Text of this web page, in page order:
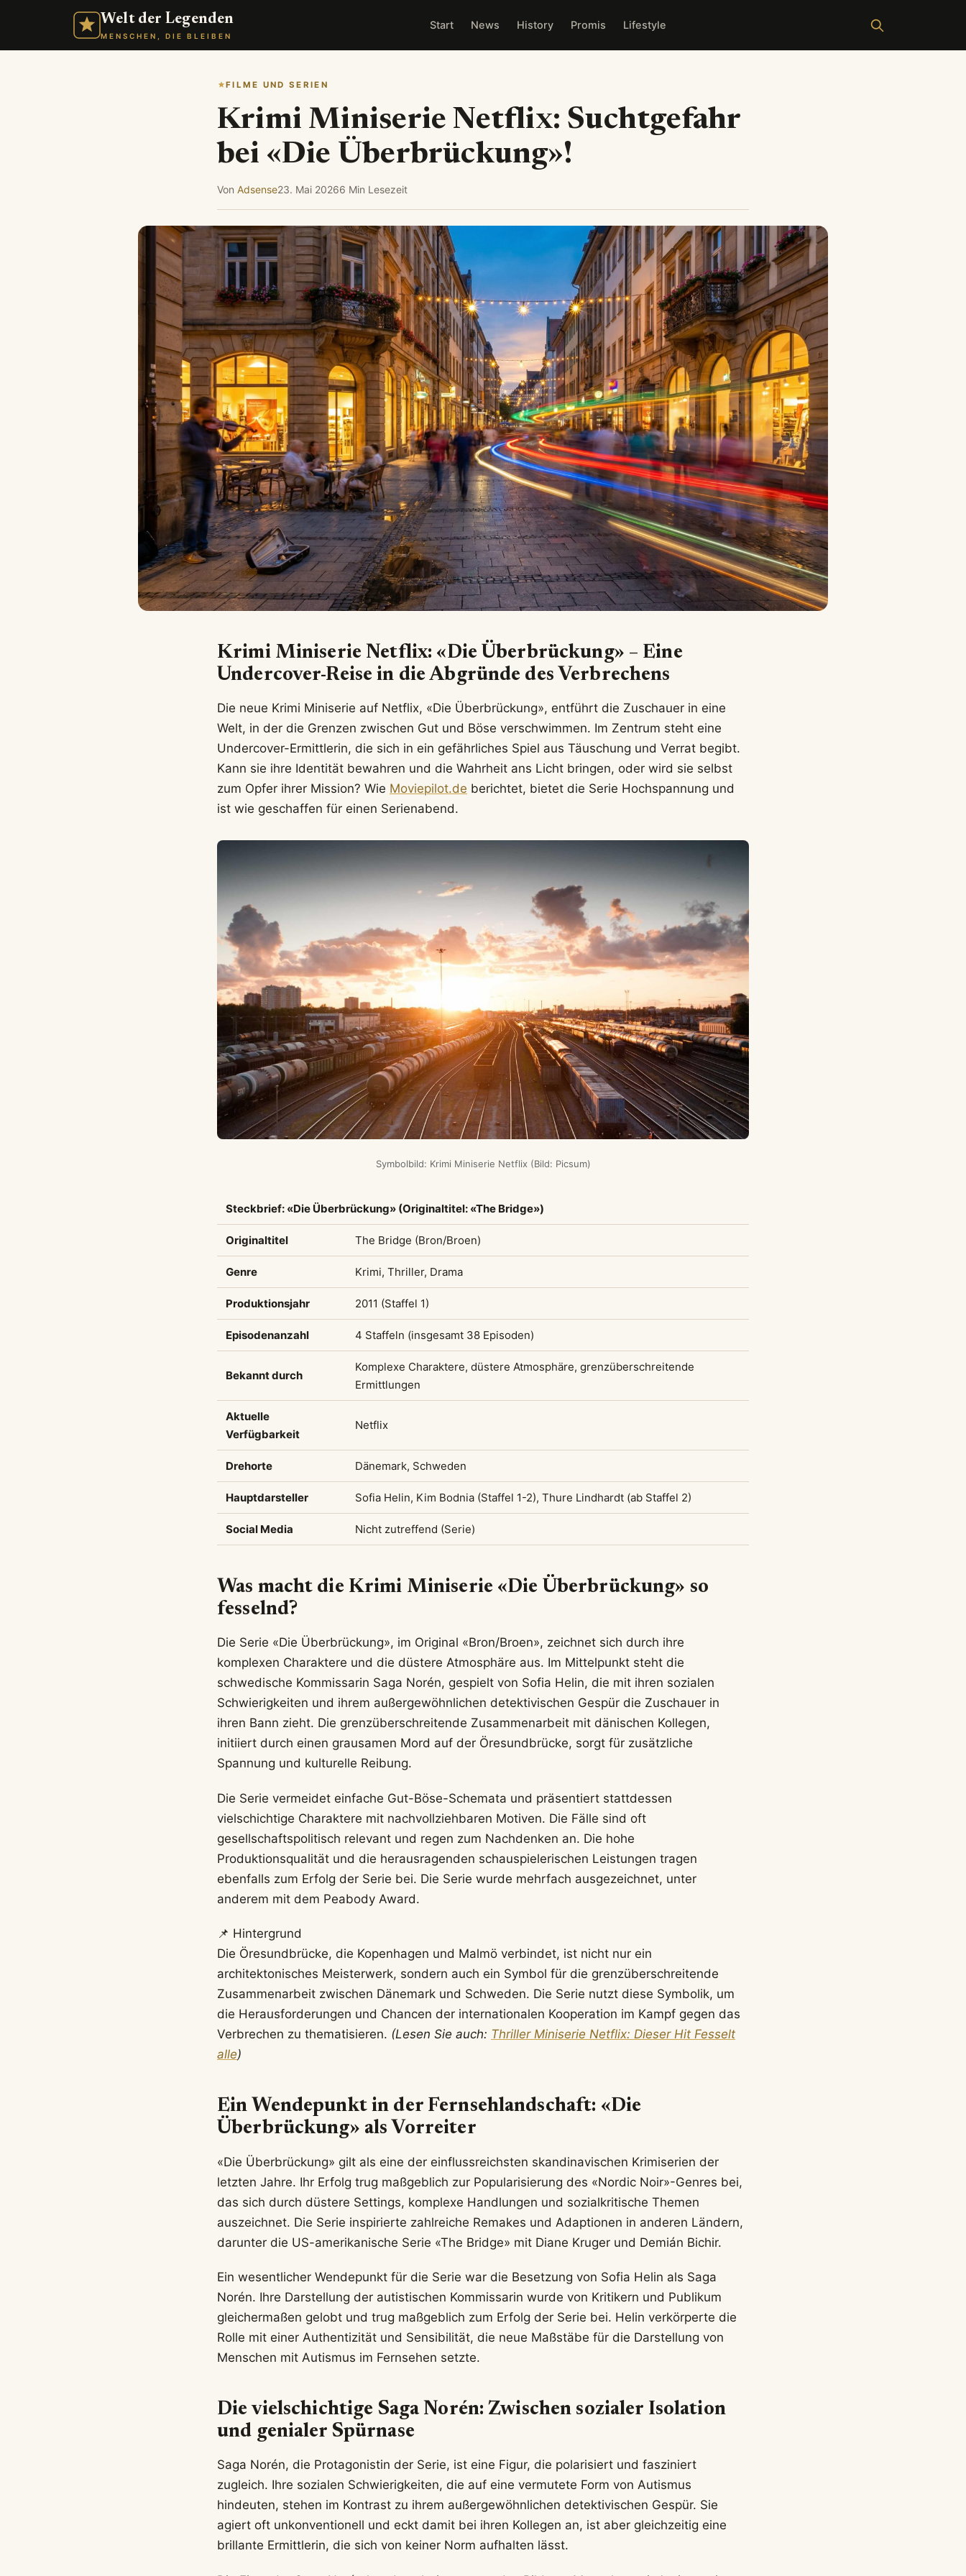
Welt der Legenden
MENSCHEN, DIE BLEIBEN
Start News History Promis Lifestyle
FILME UND SERIEN
Krimi Miniserie Netflix: Suchtgefahr
bei «Die Überbrückung»!
Von Adsense23. Mai 20266 Min Lesezeit
Krimi Miniserie Netflix: «Die Überbrückung» – Eine
Undercover-Reise in die Abgründe des Verbrechens
Die neue Krimi Miniserie auf Netflix, «Die Überbrückung», entführt die Zuschauer in eine
Welt, in der die Grenzen zwischen Gut und Böse verschwimmen. Im Zentrum steht eine
Undercover-Ermittlerin, die sich in ein gefährliches Spiel aus Täuschung und Verrat begibt.
Kann sie ihre Identität bewahren und die Wahrheit ans Licht bringen, oder wird sie selbst
zum Opfer ihrer Mission? Wie Moviepilot.de berichtet, bietet die Serie Hochspannung und
ist wie geschaffen für einen Serienabend.
Symbolbild: Krimi Miniserie Netflix (Bild: Picsum)
Steckbrief: «Die Überbrückung» (Originaltitel: «The Bridge»)
Originaltitel The Bridge (Bron/Broen)
Genre Krimi, Thriller, Drama
Produktionsjahr 2011 (Staffel 1)
Episodenanzahl 4 Staffeln (insgesamt 38 Episoden)
Bekannt durch
Komplexe Charaktere, düstere Atmosphäre, grenzüberschreitende
Ermittlungen
Aktuelle
Verfügbarkeit
Netflix
Drehorte Dänemark, Schweden
Hauptdarsteller Sofia Helin, Kim Bodnia (Staffel 1-2), Thure Lindhardt (ab Staffel 2)
Social Media Nicht zutreffend (Serie)
Was macht die Krimi Miniserie «Die Überbrückung» so
fesselnd?
Die Serie «Die Überbrückung», im Original «Bron/Broen», zeichnet sich durch ihre
komplexen Charaktere und die düstere Atmosphäre aus. Im Mittelpunkt steht die
schwedische Kommissarin Saga Norén, gespielt von Sofia Helin, die mit ihren sozialen
Schwierigkeiten und ihrem außergewöhnlichen detektivischen Gespür die Zuschauer in
ihren Bann zieht. Die grenzüberschreitende Zusammenarbeit mit dänischen Kollegen,
initiiert durch einen grausamen Mord auf der Öresundbrücke, sorgt für zusätzliche
Spannung und kulturelle Reibung.
Die Serie vermeidet einfache Gut-Böse-Schemata und präsentiert stattdessen
vielschichtige Charaktere mit nachvollziehbaren Motiven. Die Fälle sind oft
gesellschaftspolitisch relevant und regen zum Nachdenken an. Die hohe
Produktionsqualität und die herausragenden schauspielerischen Leistungen tragen
ebenfalls zum Erfolg der Serie bei. Die Serie wurde mehrfach ausgezeichnet, unter
anderem mit dem Peabody Award.
📌 Hintergrund
Die Öresundbrücke, die Kopenhagen und Malmö verbindet, ist nicht nur ein
architektonisches Meisterwerk, sondern auch ein Symbol für die grenzüberschreitende
Zusammenarbeit zwischen Dänemark und Schweden. Die Serie nutzt diese Symbolik, um
die Herausforderungen und Chancen der internationalen Kooperation im Kampf gegen das
Verbrechen zu thematisieren. (Lesen Sie auch: Thriller Miniserie Netflix: Dieser Hit Fesselt
alle)
Ein Wendepunkt in der Fernsehlandschaft: «Die
Überbrückung» als Vorreiter
«Die Überbrückung» gilt als eine der einflussreichsten skandinavischen Krimiserien der
letzten Jahre. Ihr Erfolg trug maßgeblich zur Popularisierung des «Nordic Noir»-Genres bei,
das sich durch düstere Settings, komplexe Handlungen und sozialkritische Themen
auszeichnet. Die Serie inspirierte zahlreiche Remakes und Adaptionen in anderen Ländern,
darunter die US-amerikanische Serie «The Bridge» mit Diane Kruger und Demián Bichir.
Ein wesentlicher Wendepunkt für die Serie war die Besetzung von Sofia Helin als Saga
Norén. Ihre Darstellung der autistischen Kommissarin wurde von Kritikern und Publikum
gleichermaßen gelobt und trug maßgeblich zum Erfolg der Serie bei. Helin verkörperte die
Rolle mit einer Authentizität und Sensibilität, die neue Maßstäbe für die Darstellung von
Menschen mit Autismus im Fernsehen setzte.
Die vielschichtige Saga Norén: Zwischen sozialer Isolation
und genialer Spürnase
Saga Norén, die Protagonistin der Serie, ist eine Figur, die polarisiert und fasziniert
zugleich. Ihre sozialen Schwierigkeiten, die auf eine vermutete Form von Autismus
hindeuten, stehen im Kontrast zu ihrem außergewöhnlichen detektivischen Gespür. Sie
agiert oft unkonventionell und eckt damit bei ihren Kollegen an, ist aber gleichzeitig eine
brillante Ermittlerin, die sich von keiner Norm aufhalten lässt.